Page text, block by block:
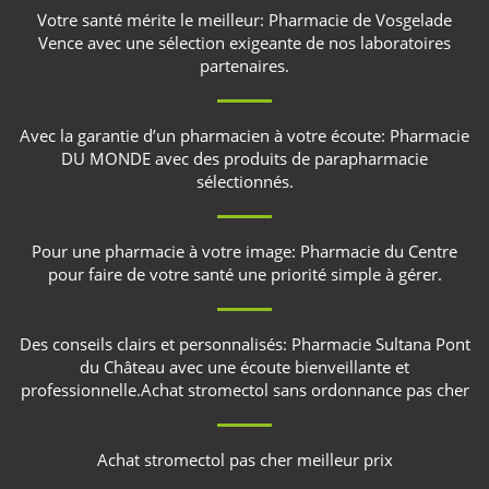
Votre santé mérite le meilleur: Pharmacie de Vosgelade
Vence avec une sélection exigeante de nos laboratoires
partenaires.
Avec la garantie d’un pharmacien à votre écoute: Pharmacie
DU MONDE avec des produits de parapharmacie
sélectionnés.
Pour une pharmacie à votre image: Pharmacie du Centre
pour faire de votre santé une priorité simple à gérer.
Des conseils clairs et personnalisés: Pharmacie Sultana Pont
du Château avec une écoute bienveillante et
professionnelle.Achat stromectol sans ordonnance pas cher
Achat stromectol pas cher meilleur prix